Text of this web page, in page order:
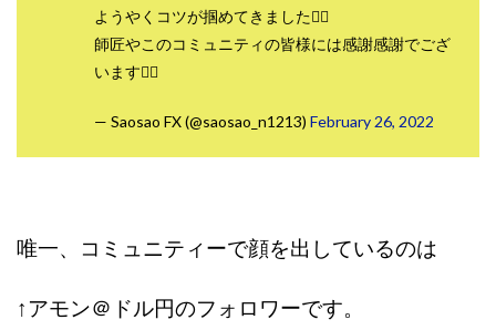
ようやくコツが掴めてきました🙇‍♀️
師匠やこのコミュニティの皆様には感謝感謝でござ
います🙇‍♀️
— Saosao FX (@saosao_n1213) February 26, 2022
唯一、コミュニティーで顔を出しているのは
↑アモン＠ドル円のフォロワーです。